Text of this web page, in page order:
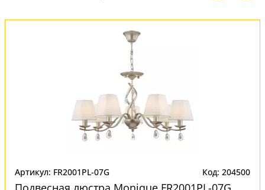
Артикул: FR2001PL-07G Код: 204500